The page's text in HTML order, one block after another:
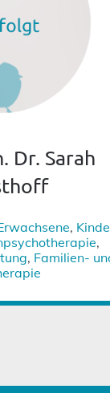
Dr. Sarah
,
,
, Familien-